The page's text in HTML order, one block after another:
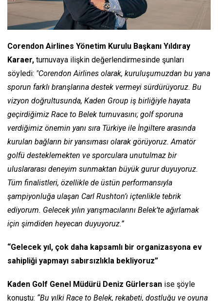
Corendon Airlines Yönetim Kurulu Başkanı Yıldıray
Karaer, turnuvaya ilişkin değerlendirmesinde şunları
söyledi: "Corendon Airlines olarak, kuruluşumuzdan bu yana
sporun farklı branşlarına destek vermeyi sürdürüyoruz. Bu
vizyon doğrultusunda, Kaden Group iş birliğiyle hayata
geçirdiğimiz Race to Belek turnuvasını; golf sporuna
verdiğimiz önemin yanı sıra Türkiye ile İngiltere arasında
kurulan bağların bir yansıması olarak görüyoruz. Amatör
golfü desteklemekten ve sporculara unutulmaz bir
uluslararası deneyim sunmaktan büyük gurur duyuyoruz.
Tüm finalistleri, özellikle de üstün performansıyla
şampiyonluğa ulaşan Carl Rushton’ı içtenlikle tebrik
ediyorum. Gelecek yılın yarışmacılarını Belek’te ağırlamak
için şimdiden heyecan duyuyoruz.”
“Gelecek yıl, çok daha kapsamlı bir organizasyona ev
sahipliği yapmayı sabırsızlıkla bekliyoruz”
Kaden Golf Genel Müdürü Deniz Gürlersan ise şöyle
konuştu: “Bu yılki Race to Belek, rekabeti, dostluğu ve oyuna